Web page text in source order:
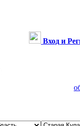
Вход и